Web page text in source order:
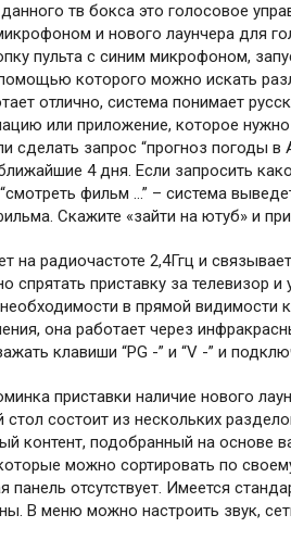
тв бокса это голосовое
и нового лаунчера для
пульта с синим микрофоном,
которого можно искать
отлично, система понимает
или приложение, которое
сделать запрос “прогноз погоды
4 дня. Если запросить
фильм …” – система
Скажите «зайти на ютуб» и
на радиочастоте 2,4Ггц и
спрятать приставку за телевизор
в прямой видимости
она работает через
клавиши “PG -” и “V -” и
приставки наличие нового
стол состоит из нескольких
контент, подобранный на основе
можно сортировать по
панель отсутствует. Имеется
В меню можно настроить звук,